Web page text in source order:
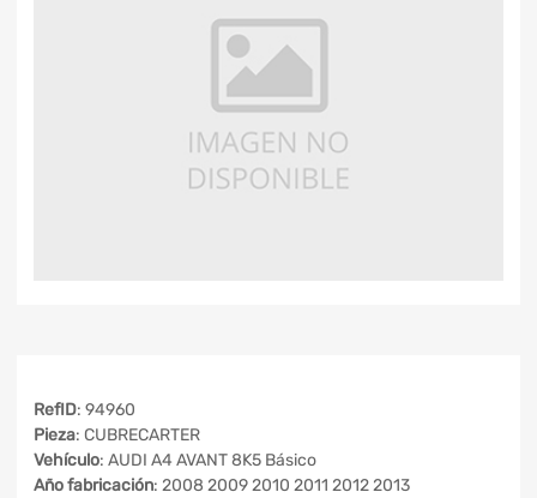
RefID: 94960
Pieza: CUBRECARTER
Vehículo: AUDI A4 AVANT 8K5 Básico
Año fabricación: 2008 2009 2010 2011 2012 2013